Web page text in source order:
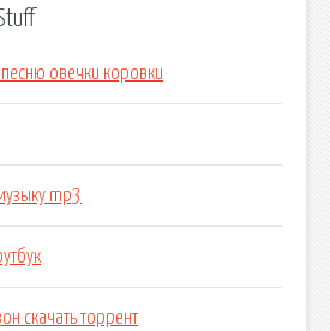
овечки коровки
mp3
скачать торрент